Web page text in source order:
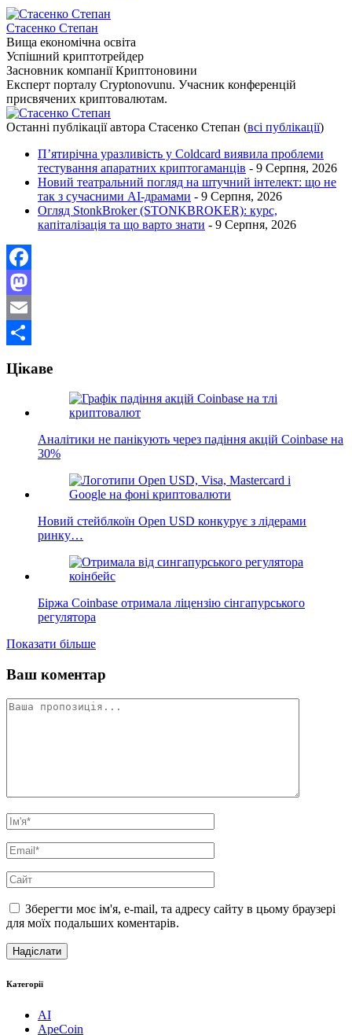
Стасенко Степан
Вища економічна освіта
Успішний криптотрейдер
Засновник компанії Криптоновини
Експерт порталу Cryptonovunu. Учасник конференцій
присвячених криптовалютам.
Останні публікації автора Стасенко Степан (всі публікації)
П’ятирічна уразливість у Coldcard виявила проблеми
тестування апаратних криптогаманців - 9 Серпня, 2026
Новий театральний погляд на штучний інтелект: що не
так з сучасними AI-драмами - 9 Серпня, 2026
Огляд StonkBroker (STONKBROKER): курс,
капіталізація та що варто знати - 9 Серпня, 2026
Facebook
Mastodon
Email
Цікаве
Аналітики не панікують через падіння акцій Coinbase на
30%
Новий стейблкоїн Open USD конкурує з лідерами
ринку…
Біржа Coinbase отримала ліцензію сінгапурського
регулятора
Показати більше
Ваш коментар
Зберегти моє ім'я, e-mail, та адресу сайту в цьому браузері
для моїх подальших коментарів.
Категорії
AI
ApeCoin